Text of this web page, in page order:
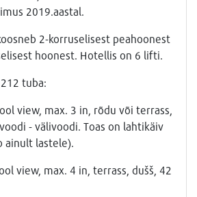
2019.aastal.
2-korruselisest peahoonest
hoonest. Hotellis on 6 lifti.
tuba:
view, max. 3 in, rõdu või terrass,
- välivoodi. Toas on lahtikäiv
ainult lastele).
view, max. 4 in, terrass, dušš, 42